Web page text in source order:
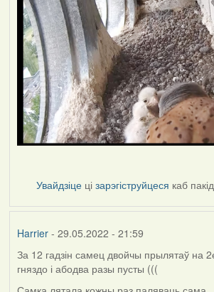
Увайдзіце цізарэгіструйцеся каб
Harrier- 29.05.2022 - 21:59
За 12 гадзін самец двойчы прылятаў на
гняздо і абодва разы пусты (((